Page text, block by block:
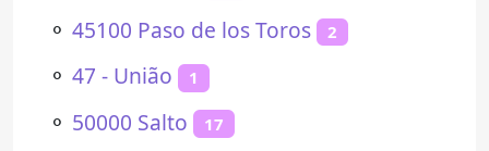
⚬ 45100 Paso de los Toros 2
⚬ 47 - União 1
⚬ 50000 Salto 17